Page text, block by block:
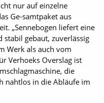
nur auf einzelne
Ge-samtpaket aus
„Sennebogen liefert eine
stabil gebaut, zuverlässig
Werk als auch vom
Verhoeks Overslag ist
die
nahtlos in die Abläufe im